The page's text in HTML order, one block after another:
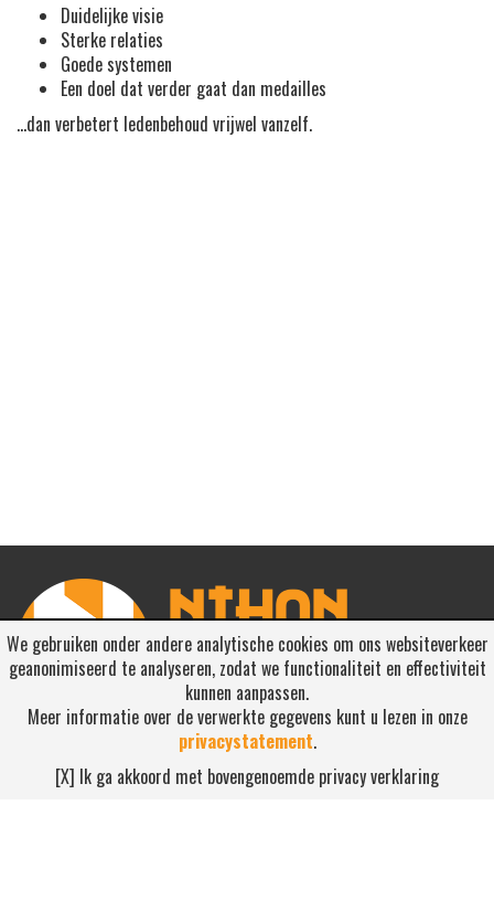
Duidelijke visie
Sterke relaties
Goede systemen
Een doel dat verder gaat dan medailles
…dan verbetert ledenbehoud vrijwel vanzelf.
We gebruiken onder andere analytische cookies om ons websiteverkeer
geanonimiseerd te analyseren, zodat we functionaliteit en effectiviteit
kunnen aanpassen.
Meer informatie over de verwerkte gegevens kunt u lezen in onze
privacystatement.
[X] Ik ga akkoord met bovengenoemde privacy verklaring